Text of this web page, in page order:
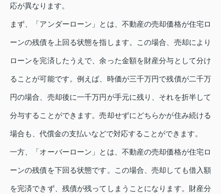
応が異なります。
まず、「アンダーローン」とは、不動産の売却価格が住宅ロ
ーンの残債を上回る状態を指します。この場合、売却により
ローンを完済したうえで、余った金額を財産分与として分け
ることが可能です。例えば、時価が三千万円で残債が二千万
円の場合、売却後に一千万円が手元に残り、それを折半して
分与することができます。売却せずにどちらかが住み続ける
場合も、代償金の支払いなどで対応することができます。
一方、「オーバーローン」とは、不動産の売却価格が住宅ロ
ーンの残債を下回る状態です。この場合、売却しても借入額
を完済できず、残債が残ってしまうことになります。財産分